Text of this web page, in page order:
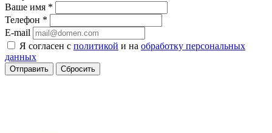
Ваше имя *
Телефон *
E-mail
Я согласен с политикой и на обработку персональных
данных
Сбросить